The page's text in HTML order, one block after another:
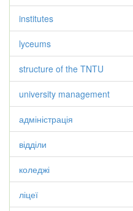
institutes
lyceums
structure of the TNTU
university management
адміністрація
відділи
коледжі
ліцеї